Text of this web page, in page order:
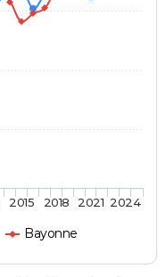
Bayonne
2015 2018 2021 2024